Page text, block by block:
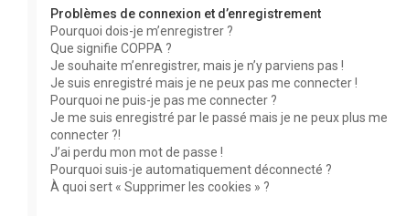
Problèmes de connexion et d’enregistrement
Pourquoi dois-je m’enregistrer ?
Que signifie COPPA ?
Je souhaite m’enregistrer, mais je n’y parviens pas !
Je suis enregistré mais je ne peux pas me connecter !
Pourquoi ne puis-je pas me connecter ?
Je me suis enregistré par le passé mais je ne peux plus me
connecter ?!
J’ai perdu mon mot de passe !
Pourquoi suis-je automatiquement déconnecté ?
À quoi sert « Supprimer les cookies » ?